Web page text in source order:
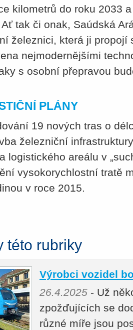
kilometrů do roku 2033
Ať tak či onak, Saúdská
železnici, která ji propojí
nejmodernějšími
s osobní přepravou
PLÁNY
19 nových tras o
železniční
logistického areálu v
vysokorychlostní tratě
v roce 2015.
této rubriky
Výrobci vozidel
26.4.2025 - Už
zpožďujících se
různé míře jsou